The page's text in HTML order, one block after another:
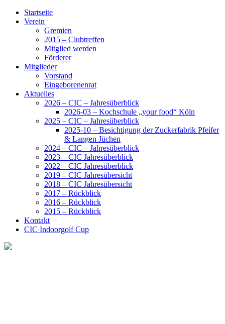
Startseite
Verein
Gremien
2015 – Clubtreffen
Mitglied werden
Förderer
Mitglieder
Vorstand
Eingeborenenrat
Aktuelles
2026 – CIC – Jahresüberblick
2026-03 – Kochschule „your food“ Köln
2025 – CIC – Jahresüberblick
2025-10 – Besichtigung der Zuckerfabrik Pfeifer
& Langen Jüchen
2024 – CIC – Jahresüberblick
2023 – CIC Jahresüberblick
2022 – CIC Jahresüberblick
2019 – CIC Jahresübersicht
2018 – CIC Jahresübersicht
2017 – Rückblick
2016 – Rückblick
2015 – Rückblick
Kontakt
CIC Indoorgolf Cup